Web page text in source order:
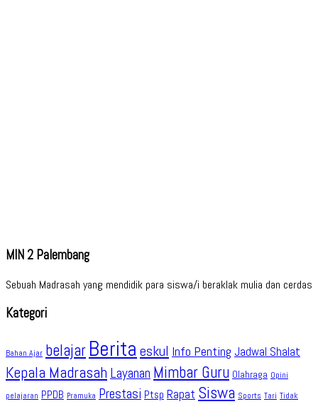
MIN 2 Palembang
Sebuah Madrasah yang mendidik para siswa/i beraklak mulia dan cerdas
Kategori
Bahan Ajar belajar Berita eskul Info Penting Jadwal Shalat
Kepala Madrasah Layanan Mimbar Guru Olahraga Opini
pelajaran PPDB Pramuka Prestasi Ptsp Rapat Siswa Sports Tari Tidak